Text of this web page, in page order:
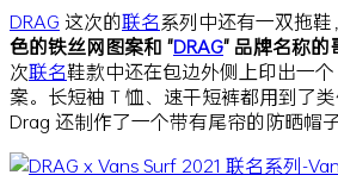
DRAG 这次的联名系列中还有一双拖
色的铁丝网图案和 "DRAG" 品牌名称的
次联名鞋款中还在包边外侧上印出一个
案。长短袖 T 恤、速干短裤都用到了
Drag 还制作了一个带有尾帘的防晒帽子